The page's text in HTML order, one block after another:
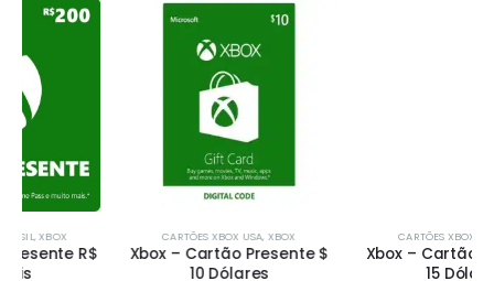
CARTÕES XBOX USA,XBOX
Xbox – Cartão Presente $
CARTÕES XBOX USA,XBOX
Xbox – Cartão Presente $